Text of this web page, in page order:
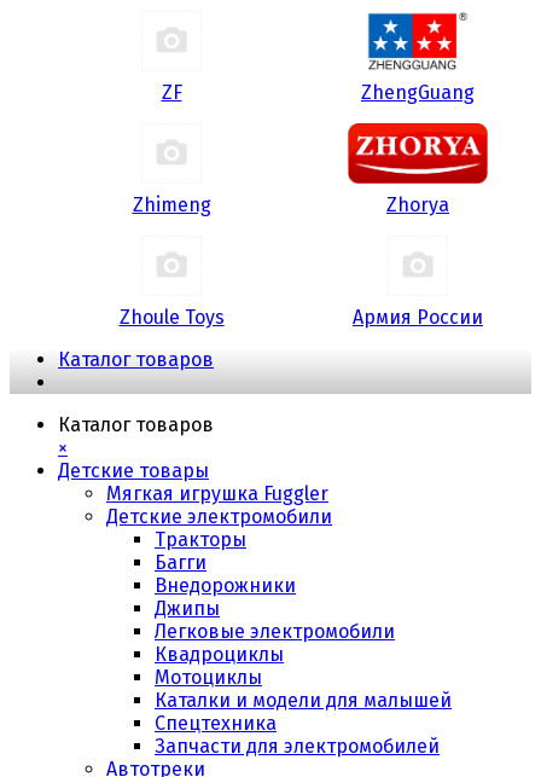
ZF ZhengGuang
Zhimeng Zhorya
Zhoule Toys
Армия России
Каталог товаров
Каталог товаров
×
Детские товары
Мягкая игрушка Fuggler
Детские электромобили
Тракторы
Багги
Внедорожники
Джипы
Легковые электромобили
Квадроциклы
Мотоциклы
Каталки и модели для малышей
Спецтехника
Запчасти для электромобилей
Автотреки